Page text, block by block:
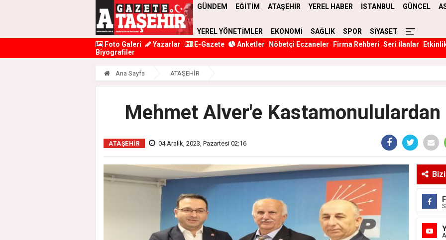
GÜNDEM EĞİTİM ATAŞEHİR YEREL HABER İSTANBUL GÜNCEL
YEREL YÖNETİMLER EKONOMİ SAĞLIK SPOR
SİYASET
Foto Galeri
Yazarlar E-Gazete Anketler Nöbetçi Eczaneler Firma Rehberi Seri İlanlar
Biyografiler
Ana Sayfa ATAŞEHİR
Mehmet Alver'e
ATAŞEHİR 04 Aralık, 2023, Pazartesi 02:16